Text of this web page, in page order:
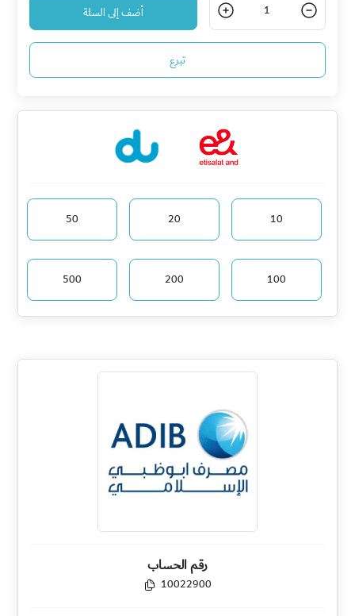
1 أضف إلى السلة
تبرع
10
20
50
100
200
500
رقم الحساب
10022900